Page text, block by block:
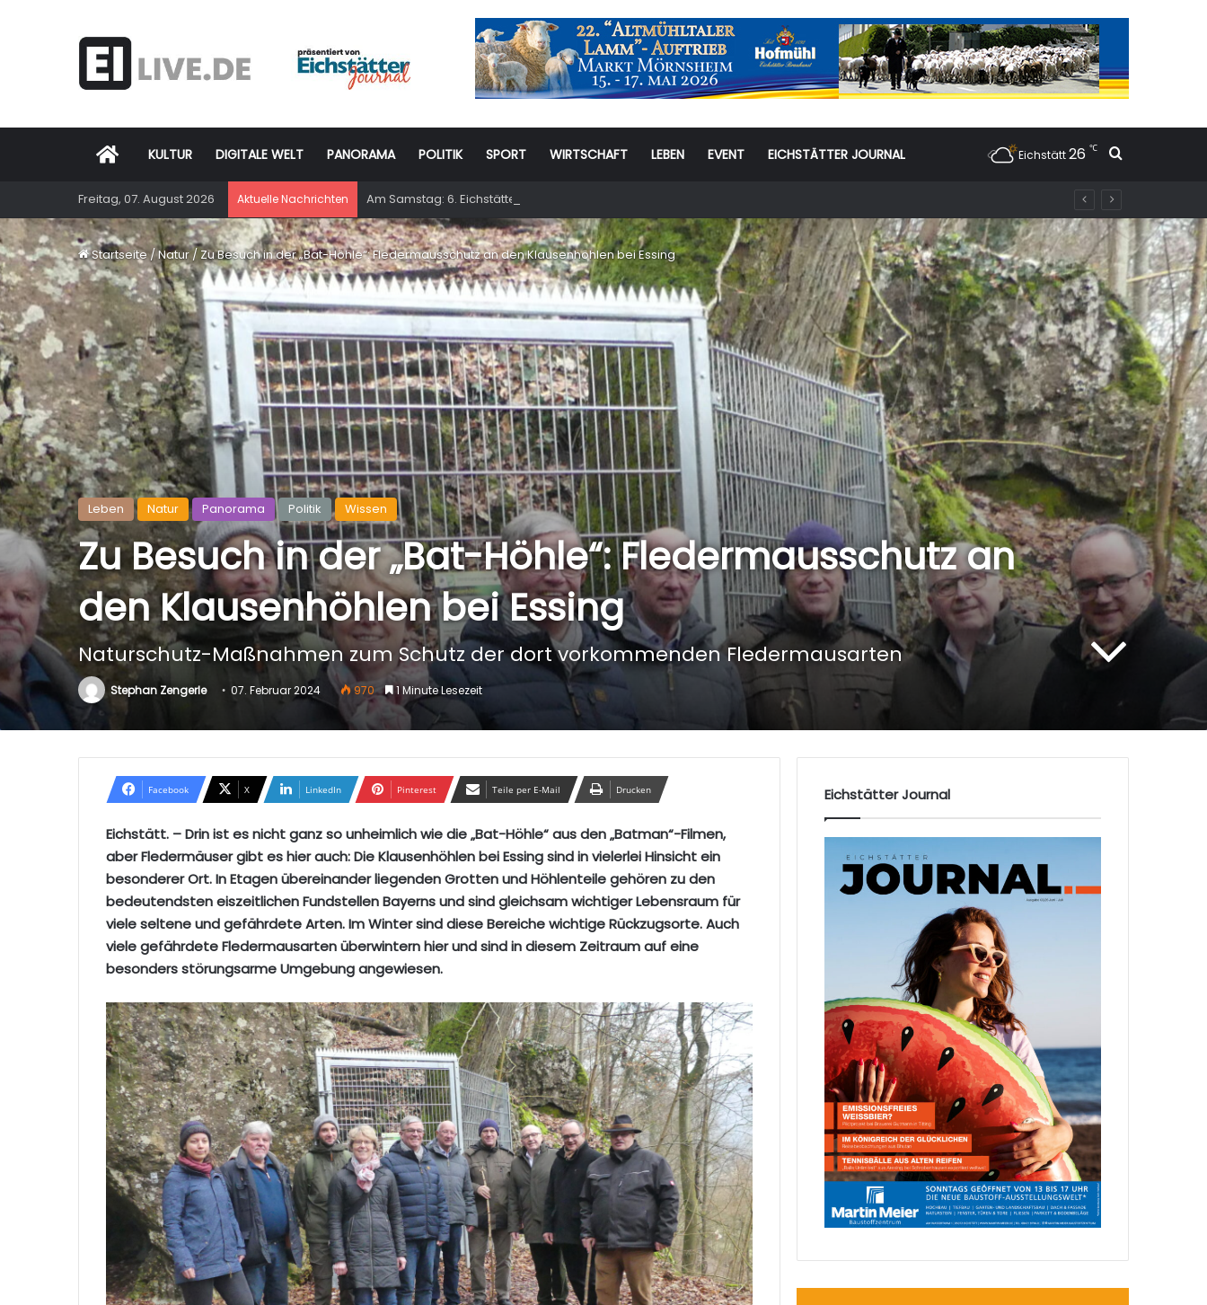
Startseite
KULTUR DIGITALE WELT PANORAMA POLITIK SPORT WIRTSCHAFT LEBEN EVENT EICHSTÄTTER JOURNAL Eichstätt26 ℃ Suchen
Freitag, 07. August 2026 Aktuelle Nachrichten Am Samstag: 6. Eichstätter Kinder- und Jugendtag – für ganze Familie
Startseite /Natur/ Zu Besuch in der „Bat-Höhle“: Fledermausschutz an den Klausenhöhlen bei Essing
Leben Natur Panorama Politik Wissen
Zu Besuch in der „Bat-Höhle“: Fledermausschutz an
den Klausenhöhlen bei Essing
Naturschutz-Maßnahmen zum Schutz der dort vorkommenden Fledermausarten
Stephan Zengerle 07. Februar 2024 970 1 Minute Lesezeit
Facebook X LinkedIn Pinterest Teile per E-Mail Drucken
Eichstätt. – Drin ist es nicht ganz so unheimlich wie die „Bat-Höhle“ aus den „Batman“-Filmen,
aber Fledermäuser gibt es hier auch: Die Klausenhöhlen bei Essing sind in vielerlei Hinsicht ein
besonderer Ort. In Etagen übereinander liegenden Grotten und Höhlenteile gehören zu den
bedeutendsten eiszeitlichen Fundstellen Bayerns und sind gleichsam wichtiger Lebensraum für
viele seltene und gefährdete Arten. Im Winter sind diese Bereiche wichtige Rückzugsorte. Auch
viele gefährdete Fledermausarten überwintern hier und sind in diesem Zeitraum auf eine
besonders störungsarme Umgebung angewiesen.
Eichstätter Journal